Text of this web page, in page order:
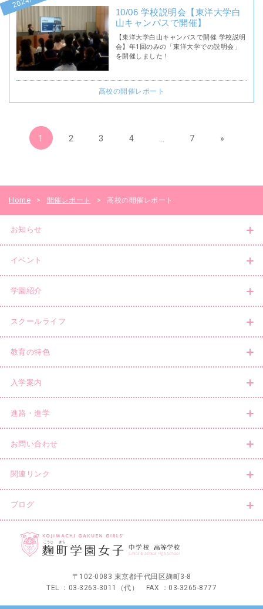
10/06 学校説明会【東洋大学白
山キャンパスで開催】
【東洋大学白山キャンパスで開催 学校説明
会】年1回のみの「東洋大学での説明会」
を開催しました！
高校の開催レポート
1 2 3 4 7 »
Home > 開催レポート > 高校の開催レポート
お知らせ
イベント
学園紹介
スクールライフ
教育の特色
入学案内
進路・進学
お問い合わせ
関連リンク
ブログ
〒102-0083 東京都千代田区麹町3-8
TEL ：03-3263-3011（代） FAX ：03-3265-8777